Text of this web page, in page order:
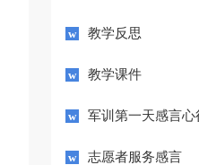
教学反思
教学课件
军训第一天感言心
志愿者服务感言